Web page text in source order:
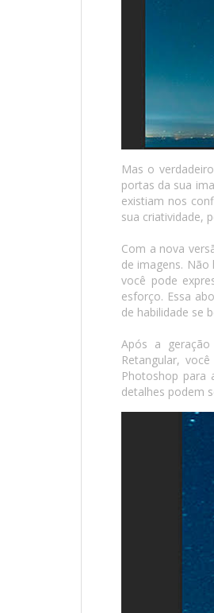
Mas o
portas da sua
existiam nos
sua criatividade,
Com a nova
de imagens. Não
você pode
esforço. Essa
de habilidade se
Após a
Retangular,
Photoshop para
detalhes podem